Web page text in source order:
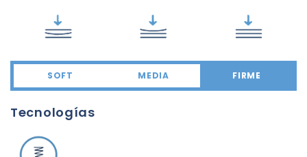
SOFT MEDIA FIRME
Tecnologías